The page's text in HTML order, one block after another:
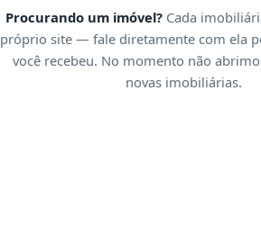
Procurando um imóvel? Cada
próprio site — fale diretamente com ela
você recebeu. No momento não
novas imobiliárias.